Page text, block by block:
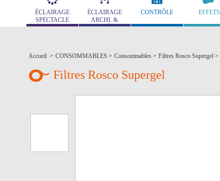
ÉCLAIRAGE
SPECTACLE
ÉCLAIRAGE
ARCHI. &
MUSÉO.
CONTRÔLE EFFETS
Accueil > CONSOMMABLES > Consommables > Filtres Rosco Supergel >
Filtres Rosco Supergel